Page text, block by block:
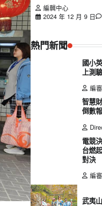
編輯中心
2024 年 12 月 9 日
熱門新聞
國小
上測
編
智慧
倒數
電競
台燃
對決
編
武夷